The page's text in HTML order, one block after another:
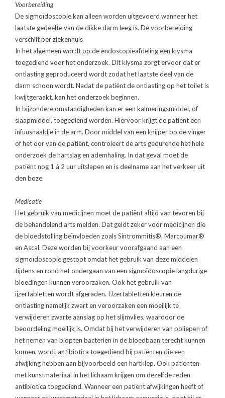
Voorbereiding
De sigmoïdoscopie kan alleen worden uitgevoerd wanneer het
laatste gedeelte van de dikke darm leeg is. De voorbereiding
verschilt per ziekenhuis
In het algemeen wordt op de endoscopieafdeling een klysma
toegediend voor het onderzoek. Dit klysma zorgt ervoor dat er
ontlasting geproduceerd wordt zodat het laatste deel van de
darm schoon wordt. Nadat de patiënt de ontlasting op het toilet is
kwijtgeraakt, kan het onderzoek beginnen.
In bijzondere omstandigheden kan er een kalmeringsmiddel, of
slaapmiddel, toegediend worden. Hiervoor krijgt de patiënt een
infuusnaaldje in de arm. Door middel van een knijper op de vinger
of het oor van de patiënt, controleert de arts gedurende het hele
onderzoek de hartslag en ademhaling. In dat geval moet de
patiënt nog 1 á 2 uur uitslapen en is deelname aan het verkeer uit
den boze.
Medicatie
Het gebruik van medicijnen moet de patiënt altijd van tevoren bij
de behandelend arts melden. Dat geldt zeker voor medicijnen die
de bloedstolling beïnvloeden zoals Sintrommitis®, Marcoumar®
en Ascal. Deze worden bij voorkeur voorafgaand aan een
sigmoïdoscopie gestopt omdat het gebruik van deze middelen
tijdens en rond het ondergaan van een sigmoïdoscopie langdurige
bloedingen kunnen veroorzaken. Ook het gebruik van
ijzertabletten wordt afgeraden. IJzertabletten kleuren de
ontlasting namelijk zwart en veroorzaken een moeilijk te
verwijderen zwarte aanslag op het slijmvlies, waardoor de
beoordeling moeilijk is. Omdat bij het verwijderen van poliepen of
het nemen van biopten bacteriën in de bloedbaan terecht kunnen
komen, wordt antibiotica toegediend bij patiënten die een
afwijking hebben aan bijvoorbeeld een hartklep. Ook patiënten
met kunstmateriaal in het lichaam krijgen om dezelfde reden
antibiotica toegediend. Wanneer een patiënt afwijkingen heeft of